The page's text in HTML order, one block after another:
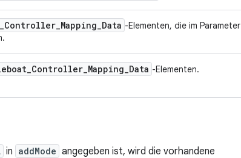
_Controller_Mapping_Data -Elementen, die im Parameter
_Controller_Mapping_Data -Elementen.
in addMode angegeben ist, wird die vorhandene